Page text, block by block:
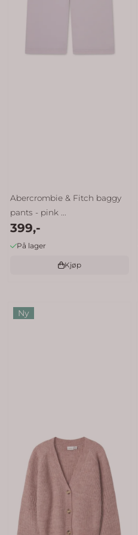
Abercrombie & Fitch baggy
pants - pink ...
399,-
På lager
Kjøp
Ny